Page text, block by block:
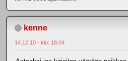
kenne
14.12.10 - klo: 18.04